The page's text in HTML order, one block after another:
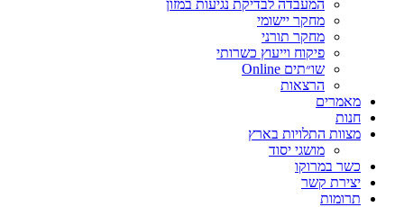
המעבדה לבדיקת נגיעות במזון
מחקר יישומי
מחקר תורני
פיקוח וייעוץ כשרותי
שו״תים Online
הרצאות
מאמרים
חנות
מצוות התלויות בארץ
מושגי יסוד
כשר במרוקו
יצירת קשר
תרומות